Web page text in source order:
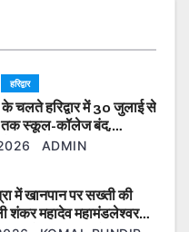
हरिद्वार
चलते हरिद्वार में 30 जुलाई से
तक स्कूल-कॉलेज बंद,
पढ़ाईADMIN
में खानपान पर सख्ती की
शंकर महादेव महामंडलेश्वर